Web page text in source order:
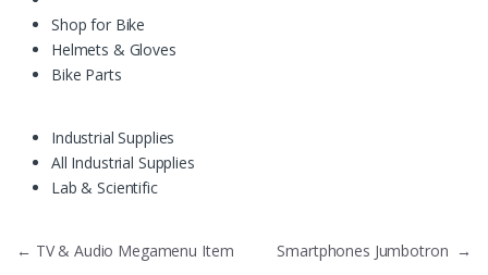
Shop for Bike
Helmets & Gloves
Bike Parts
Industrial Supplies
All Industrial Supplies
Lab & Scientific
Навигация по записям
← TV & Audio Megamenu Item Smartphones Jumbotron →